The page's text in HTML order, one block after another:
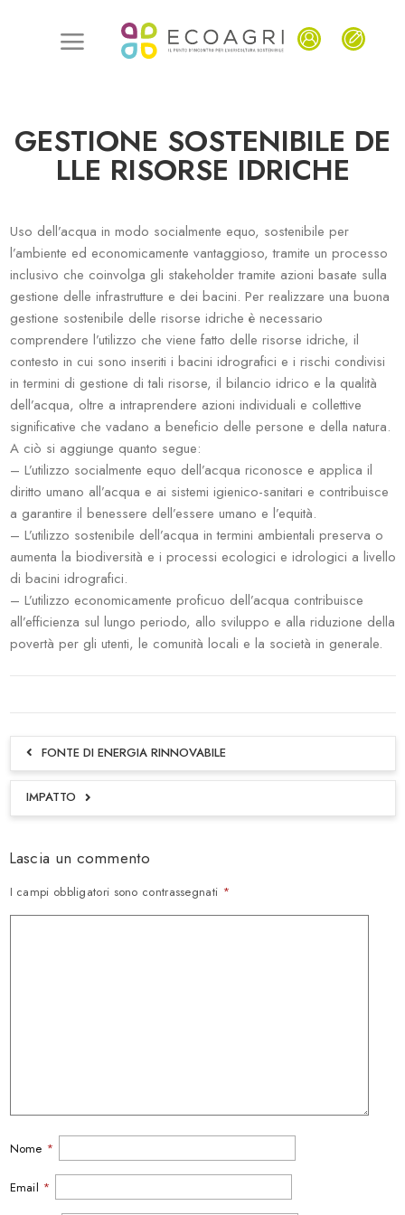
GESTIONE SOSTENIBILE DE
LLE RISORSE IDRICHE
Uso dell’acqua in modo socialmente equo, sostenibile per
l’ambiente ed economicamente vantaggioso, tramite un processo
inclusivo che coinvolga gli stakeholder tramite azioni basate sulla
gestione delle infrastrutture e dei bacini. Per realizzare una buona
gestione sostenibile delle risorse idriche è necessario
comprendere l’utilizzo che viene fatto delle risorse idriche, il
contesto in cui sono inseriti i bacini idrografici e i rischi condivisi
in termini di gestione di tali risorse, il bilancio idrico e la qualità
dell’acqua, oltre a intraprendere azioni individuali e collettive
significative che vadano a beneficio delle persone e della natura.
A ciò si aggiunge quanto segue:
– L’utilizzo socialmente equo dell’acqua riconosce e applica il
diritto umano all’acqua e ai sistemi igienico-sanitari e contribuisce
a garantire il benessere dell’essere umano e l’equità.
– L’utilizzo sostenibile dell’acqua in termini ambientali preserva o
aumenta la biodiversità e i processi ecologici e idrologici a livello
di bacini idrografici.
– L’utilizzo economicamente proficuo dell’acqua contribuisce
all’efficienza sul lungo periodo, allo sviluppo e alla riduzione della
povertà per gli utenti, le comunità locali e la società in generale.
FONTE DI ENERGIA RINNOVABILE
IMPATTO
Lascia un commento
I campi obbligatori sono contrassegnati *
Nome *
Email *